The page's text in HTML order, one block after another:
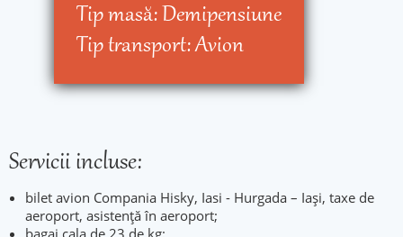
Tip masă:Demipensiune
Tip transport:Avion
Servicii incluse:
bilet avion Compania Hisky, Iasi - Hurgada – Iași, taxe de
aeroport, asistenţă în aeroport;
bagaj cala de 23 de kg;